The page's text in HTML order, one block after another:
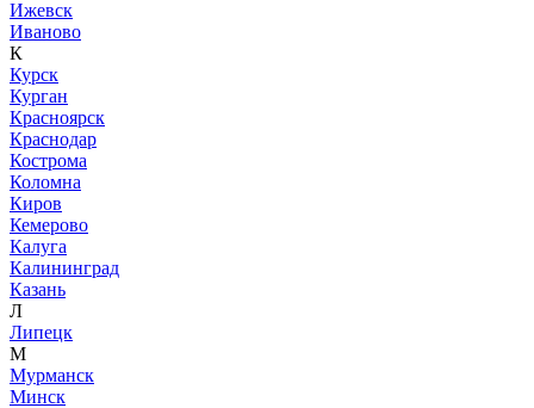
Ижевск
Иваново
К
Курск
Курган
Красноярск
Краснодар
Кострома
Коломна
Киров
Кемерово
Калуга
Калининград
Казань
Л
Липецк
М
Мурманск
Минск